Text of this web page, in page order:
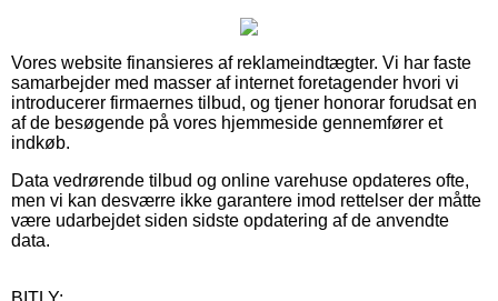
Vores website finansieres af reklameindtægter. Vi har faste
samarbejder med masser af internet foretagender hvori vi
introducerer firmaernes tilbud, og tjener honorar forudsat en
af de besøgende på vores hjemmeside gennemfører et
indkøb.
Data vedrørende tilbud og online varehuse opdateres ofte,
men vi kan desværre ikke garantere imod rettelser der måtte
være udarbejdet siden sidste opdatering af de anvendte
data.